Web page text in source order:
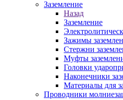
Заземление
Назад
Заземление
Зажимы
Стержни
Муфты
Головки
Наконечники
Материалы для
Проводники